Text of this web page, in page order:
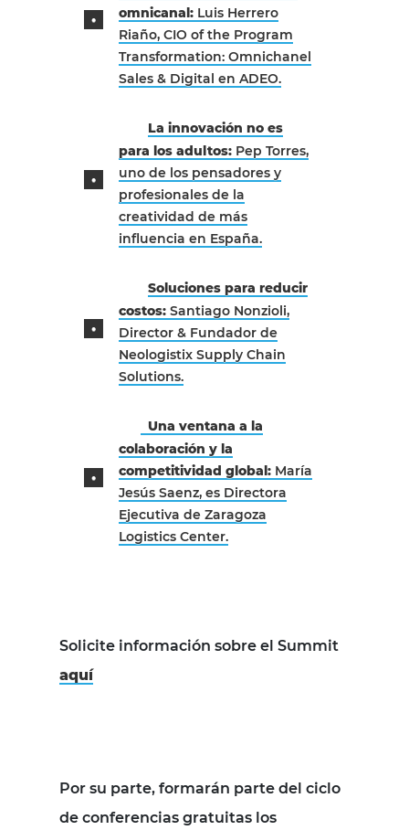
omnicanal: Luis Herrero
Riaño, CIO of the Program
Transformation: Omnichanel
Sales & Digital en ADEO.
La innovación no es
para los adultos: Pep Torres,
uno de los pensadores y
profesionales de la
creatividad de más
influencia en España.
Soluciones para reducir
costos: Santiago Nonzioli,
Director & Fundador de
Neologistix Supply Chain
Solutions.
Una ventana a la
colaboración y la
competitividad global: María
Jesús Saenz, es Directora
Ejecutiva de Zaragoza
Logistics Center.
Solicite información sobre el Summit
aquí
Por su parte, formarán parte del ciclo
de conferencias gratuitas los